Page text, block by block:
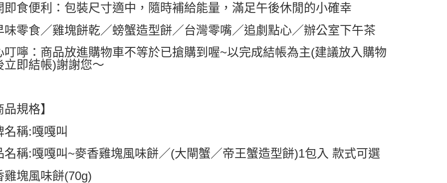
宅配
每筆NT$80，滿NT$799(含以上)免運費
國家/地區配送0330 查看運費
即食便利：包裝尺寸適中，隨時補給能量，滿足午後休閒的小確幸
味零食／雞塊餅乾／螃蟹造型餅／台灣零嘴／追劇點心／辦公室下午茶
叮嚀：商品放進購物車不等於已搶購到喔~以完成結帳為主(建議放入購物
立即結帳)謝謝您～
規格】
名稱:嘎嘎叫
名稱:嘎嘎叫~麥香雞塊風味餅／(大閘蟹／帝王蟹造型餅)1包入 款式可選
雞塊風味餅(70g)